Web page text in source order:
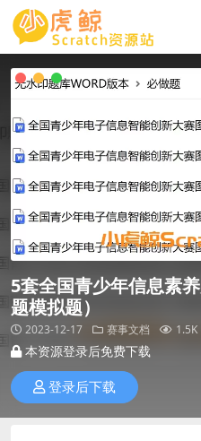
5套全国青少年信息素
题模拟题）
2023-12-17 赛事文档 1.5K
本资源登录后免费下载
登录后下载